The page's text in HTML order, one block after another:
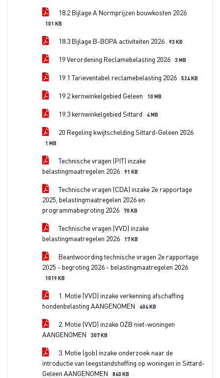
18.2 Bijlage A Normprijzen bouwkosten 2026
101 KB
18.3 Bijlage B-BOPA activiteiten 2026 93 KB
19 Verordening Reclamebelasting 2026 3 MB
19.1 Tarieventabel reclamebelasting 2026 524 KB
19.2 kernwinkelgebied Geleen 10 MB
19.3 kernwinkelgebied Sittard 4 MB
20 Regeling kwijtschelding Sittard-Geleen 2026
1 MB
Technische vragen (PIT) inzake
belastingmaatregelen 2026
91 KB
Technische vragen (CDA) inzake 2e rapportage
2025, belastingmaatregelen 2026 en
programmabegroting 2026
70 KB
Technische vragen (VVD) inzake
belastingmaatregelen 2026
17 KB
Beantwoording technische vragen 2e rapportage
2025 - begroting 2026 - belastingmaatregelen 2026
1019 KB
1. Motie (VVD) inzake verkenning afschaffing
hondenbelasting AANGENOMEN
404 KB
2. Motie (VVD) inzake OZB niet-woningen
AANGENOMEN
307 KB
3. Motie (gob) inzake onderzoek naar de
introductie van leegstandsheffing op woningen in Sittard-
Geleen AANGENOMEN
840 KB